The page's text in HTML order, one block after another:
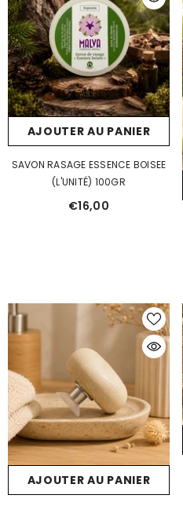
AJOUTER AU PANIER
SAVON RASAGE ESSENCE BOISEE
(L'UNITÉ) 100GR
€16,00
AJOUTER AU PANIER